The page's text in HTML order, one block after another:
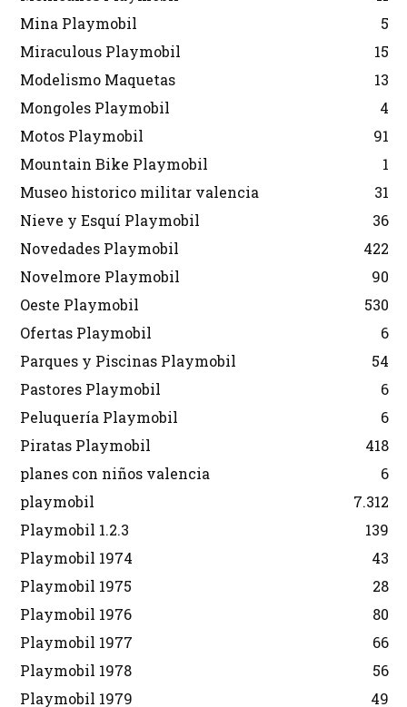
Mina Playmobil
5
Miraculous Playmobil
15
Modelismo Maquetas
13
Mongoles Playmobil
4
Motos Playmobil
91
Mountain Bike Playmobil
1
Museo historico militar valencia
31
Nieve y Esquí Playmobil
36
Novedades Playmobil
422
Novelmore Playmobil
90
Oeste Playmobil
530
Ofertas Playmobil
6
Parques y Piscinas Playmobil
54
Pastores Playmobil
6
Peluquería Playmobil
6
Piratas Playmobil
418
planes con niños valencia
6
playmobil
7.312
Playmobil 1.2.3
139
Playmobil 1974
43
Playmobil 1975
28
Playmobil 1976
80
Playmobil 1977
66
Playmobil 1978
56
Playmobil 1979
49